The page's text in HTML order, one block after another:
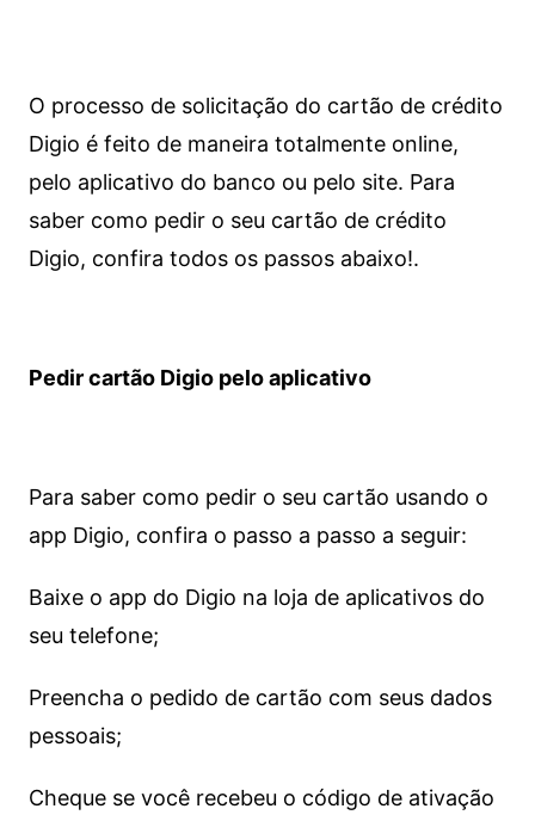
O processo de solicitação do cartão de crédito
Digio é feito de maneira totalmente online,
pelo aplicativo do banco ou pelo site. Para
saber como pedir o seu cartão de crédito
Digio, confira todos os passos abaixo!.
Pedir cartão Digio pelo aplicativo
Para saber como pedir o seu cartão usando o
app Digio, confira o passo a passo a seguir:
Baixe o app do Digio na loja de aplicativos do
seu telefone;
Preencha o pedido de cartão com seus dados
pessoais;
Cheque se você recebeu o código de ativação